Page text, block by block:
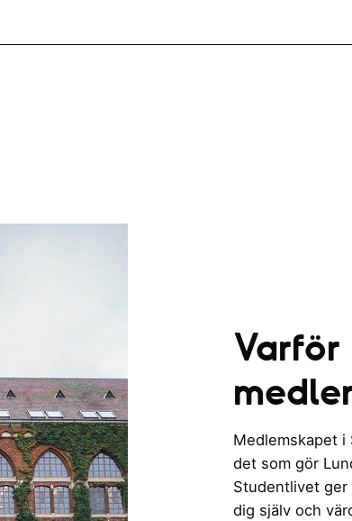
Varför
Medlemskapet
det som gör
Studentlivet ger
dig själv och